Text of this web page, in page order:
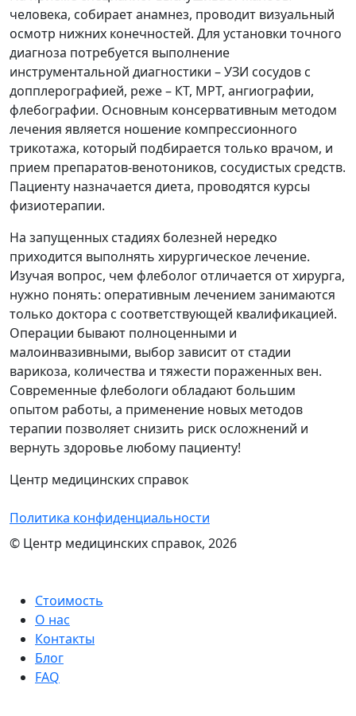
человека, собирает анамнез, проводит визуальный
осмотр нижних конечностей. Для установки точного
диагноза потребуется выполнение
инструментальной диагностики – УЗИ сосудов с
допплерографией, реже – КТ, МРТ, ангиографии,
флебографии. Основным консервативным методом
лечения является ношение компрессионного
трикотажа, который подбирается только врачом, и
прием препаратов-венотоников, сосудистых средств.
Пациенту назначается диета, проводятся курсы
физиотерапии.
На запущенных стадиях болезней нередко
приходится выполнять хирургическое лечение.
Изучая вопрос, чем флеболог отличается от хирурга,
нужно понять: оперативным лечением занимаются
только доктора с соответствующей квалификацией.
Операции бывают полноценными и
малоинвазивными, выбор зависит от стадии
варикоза, количества и тяжести пораженных вен.
Современные флебологи обладают большим
опытом работы, а применение новых методов
терапии позволяет снизить риск осложнений и
вернуть здоровье любому пациенту!
Центр медицинских справок
Политика конфиденциальности
© Центр медицинских справок, 2026
Стоимость
О нас
Контакты
Блог
FAQ